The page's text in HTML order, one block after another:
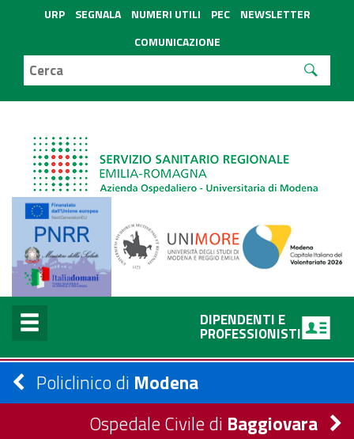
URP SEGNALA NUMERI UTILI PEC
NEWSLETTER
COMUNICAZIONE
DIPENDENTI E
PROFESSIONISTI
Policlinico di Modena
Ospedale Civile di Baggiovara